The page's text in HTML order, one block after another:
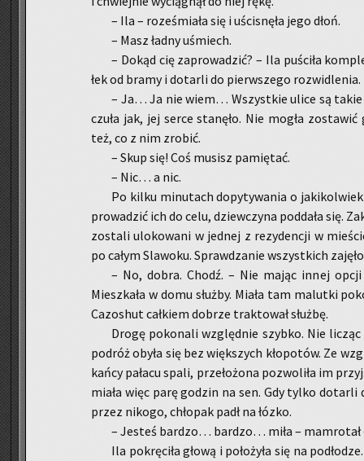
– Ila – ro­ze­śmia­ła się i uści­snę­ła jego dłoń.
– Masz ładny uśmiech.
– Dokąd cię za­pro­wa­dzić? – Ila pu­ści­ła
łek od bramy i do­tar­li do pierw­sze­go roz­wi­dle­nia.
– Ja… Ja nie wiem… Wszyst­kie ulice są takie
czuła jak, jej serce sta­nę­ło. Nie mogła
też, co z nim zro­bić.
– Skup się! Coś mu­sisz pa­mię­tać.
– Nic… a nic.
Po kilku mi­nu­tach do­py­ty­wa­nia o
pro­wa­dzić ich do celu, dziew­czy­na pod­da­ła się.
zo­sta­li ulo­ko­wa­ni w jed­nej z re­zy­den­cji w
po całym Sla­wo­ku. Spraw­dza­nie wszyst­kich
– No, dobra. Chodź. – Nie mając innej
Miesz­ka­ła w domu służ­by. Miała tam ma­lut­ki
Ca­zo­shut cał­kiem do­brze trak­to­wał służ­bę.
Drogę po­ko­na­li względ­nie szyb­ko. Nie
po­dróż obyła się bez więk­szych kło­po­tów. Ze
kań­cy pa­ła­cu spali, prze­ło­żo­na po­zwo­li­ła im
miała więc parę go­dzin na sen. Gdy tylko
przez ni­ko­go, chło­pak padł na łózko.
– Je­steś bar­dzo… bar­dzo… miła – mam­ro­tał
Ila po­krę­ci­ła głową i po­ło­ży­ła się na